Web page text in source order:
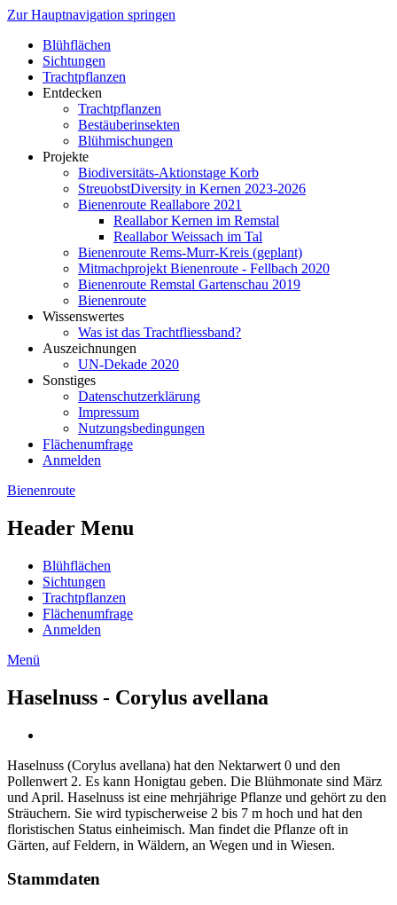
Zur Hauptnavigation springen
Blühflächen
Sichtungen
Trachtpflanzen
Entdecken
Trachtpflanzen
Bestäuberinsekten
Blühmischungen
Projekte
Biodiversitäts-Aktionstage Korb
StreuobstDiversity in Kernen 2023-2026
Bienenroute Reallabore 2021
Reallabor Kernen im Remstal
Reallabor Weissach im Tal
Bienenroute Rems-Murr-Kreis (geplant)
Mitmachprojekt Bienenroute - Fellbach 2020
Bienenroute Remstal Gartenschau 2019
Bienenroute
Wissenswertes
Was ist das Trachtfliessband?
Auszeichnungen
UN-Dekade 2020
Sonstiges
Datenschutzerklärung
Impressum
Nutzungsbedingungen
Flächenumfrage
Anmelden
Bienenroute
Header Menu
Blühflächen
Sichtungen
Trachtpflanzen
Flächenumfrage
Anmelden
Menü
Haselnuss - Corylus avellana
Haselnuss (Corylus avellana) hat den Nektarwert 0 und den
Pollenwert 2. Es kann Honigtau geben. Die Blühmonate sind März
und April. Haselnuss ist eine mehrjährige Pflanze und gehört zu den
Sträuchern. Sie wird typischerweise 2 bis 7 m hoch und hat den
floristischen Status einheimisch. Man findet die Pflanze oft in
Gärten, auf Feldern, in Wäldern, an Wegen und in Wiesen.
Stammdaten